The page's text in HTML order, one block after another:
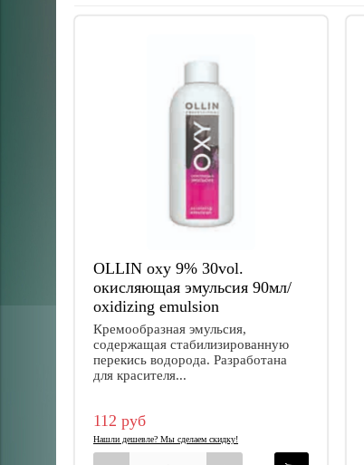
OLLIN oxy 9% 30vol.
окисляющая эмульсия 90мл/
oxidizing emulsion
Кремообразная эмульсия,
содержащая стабилизированную
перекись водорода. Разработана
для красителя...
112 руб
Нашли дешевле? Мы сделаем скидку!